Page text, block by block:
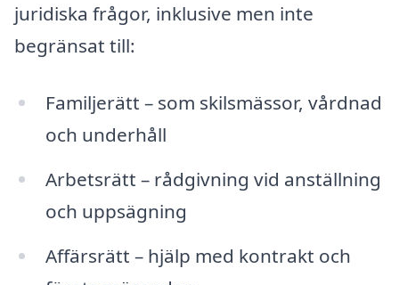
juridiska frågor, inklusive men inte
begränsat till:
Familjerätt – som skilsmässor, vårdnad
och underhåll
Arbetsrätt – rådgivning vid anställning
och uppsägning
Affärsrätt – hjälp med kontrakt och